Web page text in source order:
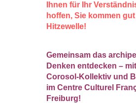
Ihnen für Ihr
hoffen, Sie kommen
Hitzewelle!
Gemeinsam das
Denken entdecken –
Corosol-Kollektiv und
im Centre Culturel
Freiburg!